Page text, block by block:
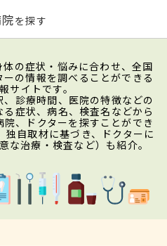
を探す
の症状・悩みに合わせ、全国
の情報を調べることができる
サイトです。
診療時間、医院の特徴などの
症状、病名、検査名などから
、ドクターを探すことができ
独自取材に基づき、ドクターに
な治療・検査など）も紹介。